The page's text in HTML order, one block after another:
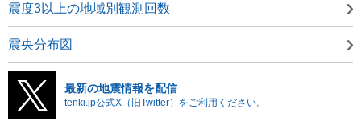
震度3以上の地域別観測回数
震央分布図
最新の地震情報を配信
tenki.jp公式X（旧Twitter）をご利用ください。